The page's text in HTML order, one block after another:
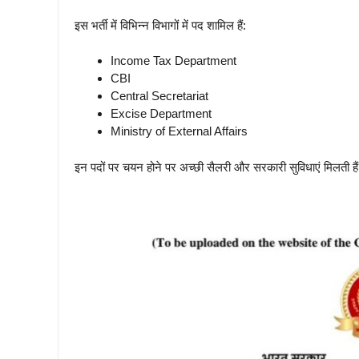
इस भर्ती में विभिन्न विभागों में पद शामिल हैं:
Income Tax Department
CBI
Central Secretariat
Excise Department
Ministry of External Affairs
इन पदों पर चयन होने पर अच्छी सैलरी और सरकारी सुविधाएं मिलती